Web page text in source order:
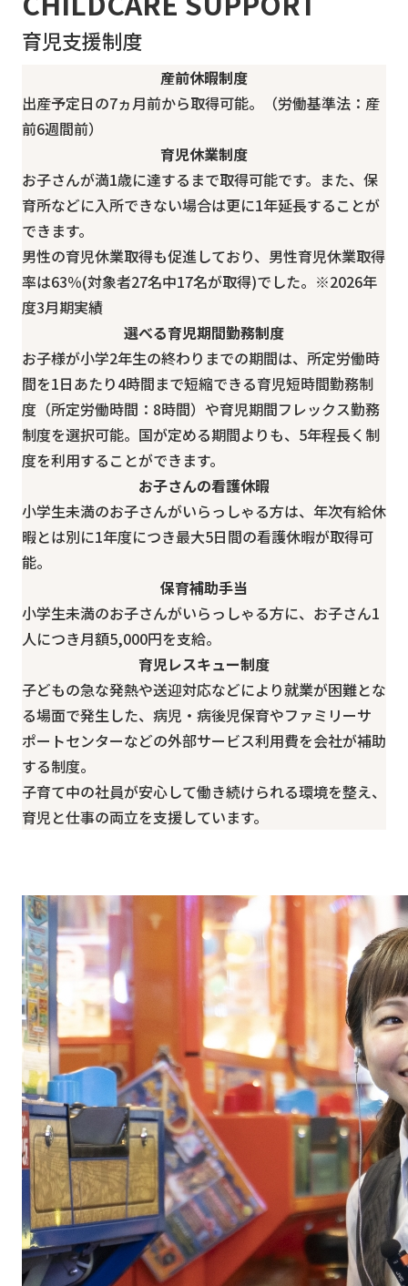
育児支援制度
産前休暇制度
出産予定日の7ヵ月前から取得可能。（労働基準法：産
前6週間前）
育児休業制度
お子さんが満1歳に達するまで取得可能です。 また、保
育所などに入所できない場合は更に1年延長することが
できます。
男性の育児休業取得も促進しており、 男性育児休業取得
率は63％(対象者27名中17名が取得)でした。※2026年
度3月期実績
選べる育児期間勤務制度
お子様が小学2年生の終わりまでの期間は、所定労働時
間を1日あたり4時間まで短縮できる育児短時間勤務制
度（所定労働時間：8時間）や育児期間フレックス勤務
制度を選択可能。国が定める期間よりも、 5年程長く制
度を利用することができます。
お子さんの看護休暇
小学生未満のお子さんがいらっしゃる方は、年次有給休
暇とは別に1年度につき最大5日間の看護休暇が取得可
能。
保育補助手当
小学生未満のお子さんがいらっしゃる方に、お子さん1
人につき月額5,000円を支給。
育児レスキュー制度
子どもの急な発熱や送迎対応などにより就業が困難とな
る場面で発生した、病児・病後児保育やファミリーサ
ポートセンターなどの外部サービス利用費を会社が補助
する制度。
子育て中の社員が安心して働き続けられる環境を整え、
育児と仕事の両立を支援しています。